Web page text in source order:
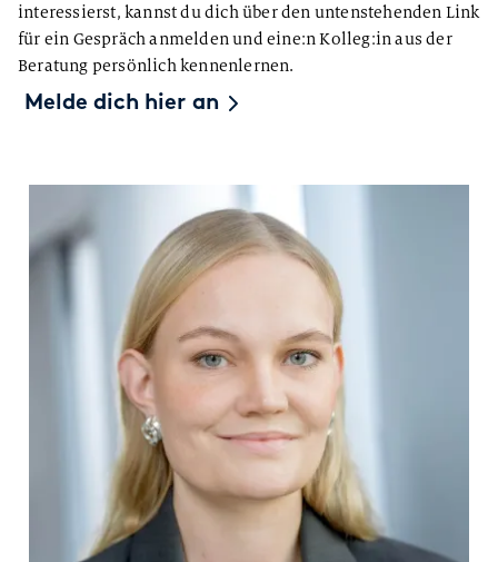
interessierst, kannst du dich über den untenstehenden Link
für ein Gespräch anmelden und eine:n Kolleg:in aus der
Beratung persönlich kennenlernen.
Melde dich hier an